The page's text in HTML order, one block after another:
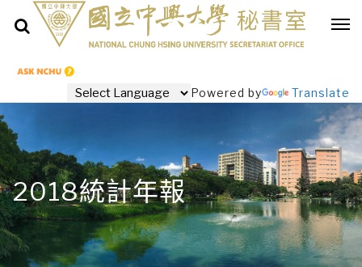
Powered by Translate
2018統計年報